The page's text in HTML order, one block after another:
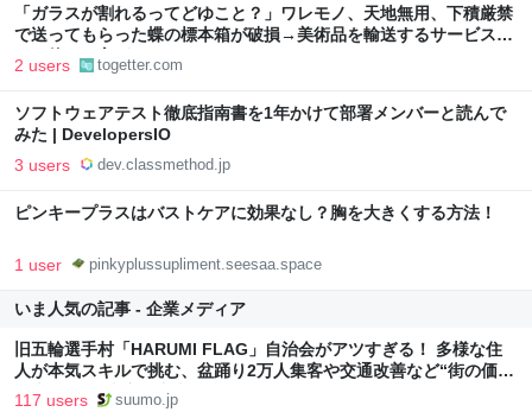
「ガラスが割れるってどゆこと？」ワレモノ、天地無用、下積厳禁
で送ってもらった蝶の標本箱が破損→美術品を輸送するサービスな
どを使った方がいいのかも
2 users togetter.com
ソフトウェアテスト徹底指南書を1年かけて部署メンバーと読んで
みた | DevelopersIO
3 users dev.classmethod.jp
ピンキープラスはバストケアに効果なし？胸を大きくする方法！
1 user pinkyplussupliment.seesaa.space
いま人気の記事 - 企業メディア
旧五輪選手村「HARUMI FLAG」自治会がアツすぎる！ 多様な住
人が本気スキルで挑む、盆踊り2万人集客や交通改善など“街の価値
向上”戦略 東京・中央区
117 users suumo.jp